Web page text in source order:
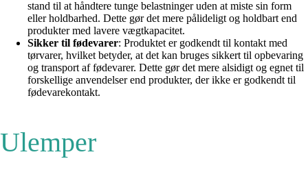
stand til at håndtere tunge belastninger uden at miste sin form
eller holdbarhed. Dette gør det mere pålideligt og holdbart end
produkter med lavere vægtkapacitet.
Sikker til fødevarer: Produktet er godkendt til kontakt med
tørvarer, hvilket betyder, at det kan bruges sikkert til opbevaring
og transport af fødevarer. Dette gør det mere alsidigt og egnet til
forskellige anvendelser end produkter, der ikke er godkendt til
fødevarekontakt.
Ulemper